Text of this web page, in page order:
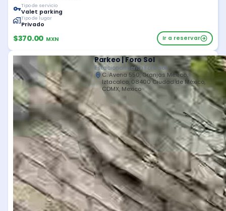
Tipo de servicio
Valet parking
Tipo de lugar
Privado
$370.00 MXN Ir a reservar
Parkeo | Foro Sol
Estacionamiento Foro Sol
C. Avena 550, Granjas México,
Iztacalco, 08400 Ciudad de México,
CDMX, Mexico